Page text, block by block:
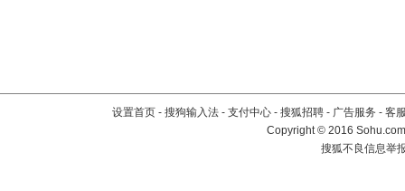
设置首页 - 搜狗输入法 - 支付中心 - 搜狐招聘 - 广告服务 - 客
Copyright©2016
搜狐不良信息举